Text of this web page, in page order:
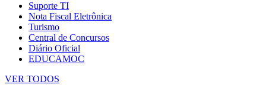
Suporte TI
Nota Fiscal Eletrônica
Turismo
Central de Concursos
Diário Oficial
EDUCAMOC
VER TODOS